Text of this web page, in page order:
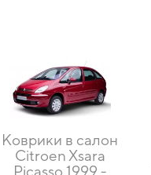
Коврики в салон
Citroen Xsara
Picasso 1999 -